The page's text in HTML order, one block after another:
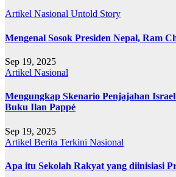
Artikel Nasional Untold Story
Mengenal Sosok Presiden Nepal, Ram
Sep 19, 2025
Artikel Nasional
Mengungkap Skenario Penjajahan
Buku Ilan Pappé
Sep 19, 2025
Artikel Berita Terkini Nasional
Apa itu Sekolah Rakyat yang diinisiasi